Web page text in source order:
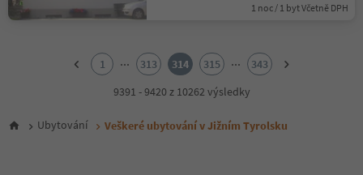
1 noc / 1 byt Včetně DPH
6
1 ... 313 314 315 ...
343
9391 - 9420 z 10262 výsledky
Ubytování Veškeré ubytování v Jižním Tyrolsku